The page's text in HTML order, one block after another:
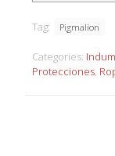
HOMBRE
MUJER
quantity
Tag: Pigmalion
Categories:
Protecciones,